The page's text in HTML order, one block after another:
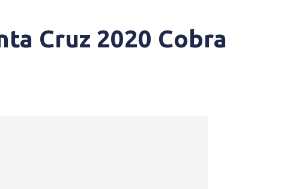
Cruz 2020 Cobra